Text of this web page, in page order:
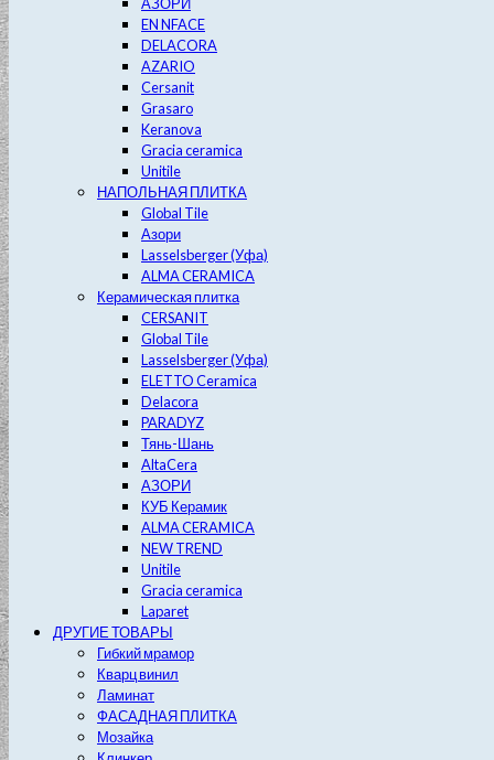
EN NFACE
DELACORA
AZARIO
Cersanit
Grasaro
Keranova
Gracia ceramica
Unitile
НАПОЛЬНАЯ ПЛИТКА
Global Tile
Азори
Lasselsberger (Уфа)
ALMA CERAMICA
Керамическая плитка
CERSANIT
Global Tile
Lasselsberger (Уфа)
ELETTO Ceramica
Delacora
PARADYZ
Тянь-Шань
AltaCera
АЗОРИ
КУБ Керамик
ALMA CERAMICA
NEW TREND
Unitile
Gracia ceramica
Laparet
ДРУГИЕ ТОВАРЫ
Гибкий мрамор
Кварц винил
Ламинат
ФАСАДНАЯ ПЛИТКА
Мозайка